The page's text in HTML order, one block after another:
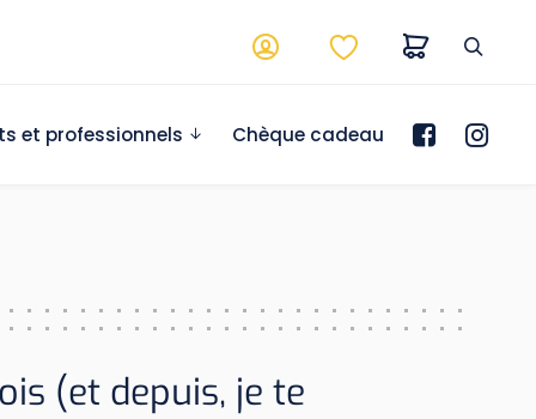
et professionnels Chèque cadeau
(et depuis, je te